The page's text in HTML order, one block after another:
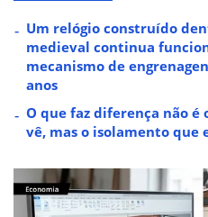
Um relógio construído
medieval continua
mecanismo de
anos
O que faz diferença não
vê, mas o isolamento que